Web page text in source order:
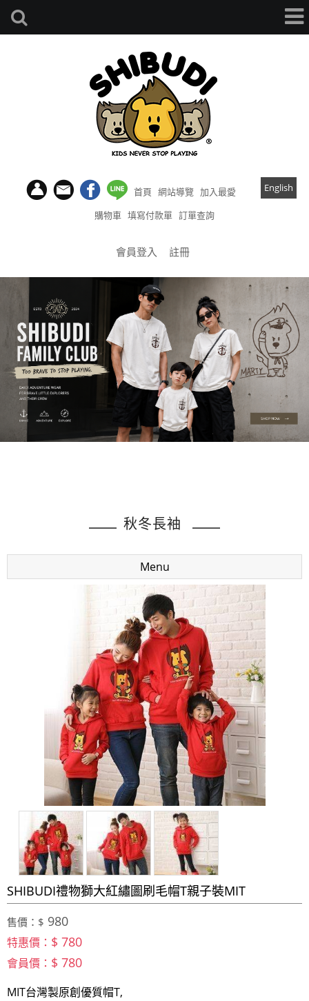
首頁 網站導覽 加入最愛 English
購物車 填寫付款單 訂單查詢
會員登入 註冊
秋冬長袖
Menu
SHIBUDI禮物獅大紅繡圖刷毛帽T親子裝MIT
售價：$ 980
特惠價： $ 780
會員價： $ 780
MIT台灣製原創優質帽T,